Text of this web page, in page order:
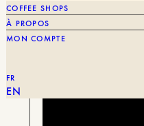
COFFEE SHOPS
À PROPOS
MON COMPTE
FR
EN